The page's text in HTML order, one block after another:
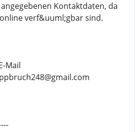
Kontaktdaten, da
verf&uuml;gbar sind.
Mail